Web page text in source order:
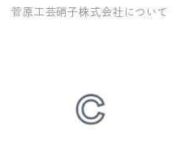
菅原工芸硝子株式会社について